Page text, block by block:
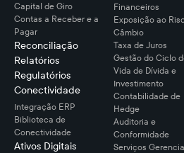
Capital de Giro
Contas a Receber e a
Pagar
Reconciliação
Relatórios
Regulatórios
Conectividade
Integração ERP
Biblioteca de
Conectividade
Ativos Digitais
Financeiros
Exposição ao
Câmbio
Taxa de Juros
Gestão do Ciclo
Vida de Dívida e
Investimento
Contabilidade de
Hedge
Auditoria e
Conformidade
Serviços